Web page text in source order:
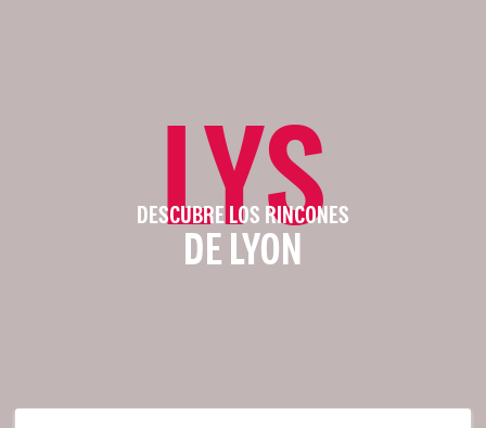
LYS
DESCUBRE LOS RINCONES
DE LYON